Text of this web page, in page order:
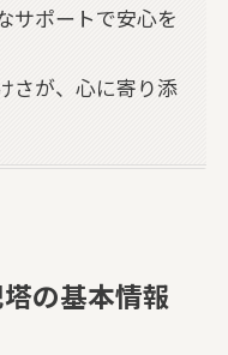
サポートで安心を
さが、心に寄り添
の基本情報